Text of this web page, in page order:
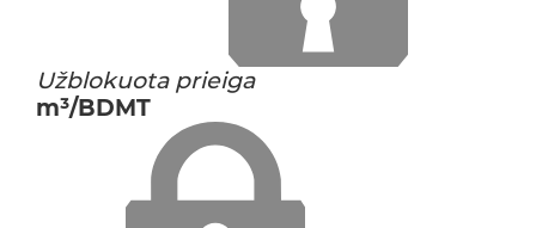
Užblokuota prieiga
m³/BDMT